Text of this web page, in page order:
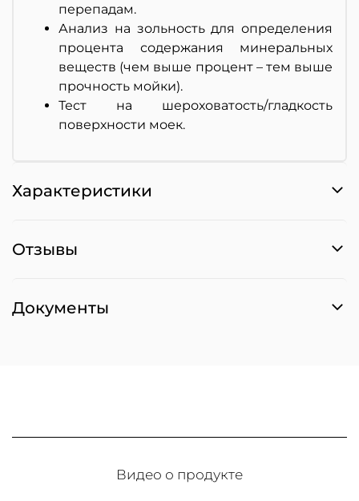
перепадам.
Анализ на зольность для определения
процента содержания минеральных
веществ (чем выше процент – тем выше
прочность мойки).
Тест на шероховатость/гладкость
поверхности моек.
Характеристики
Отзывы
Документы
Видео о продукте